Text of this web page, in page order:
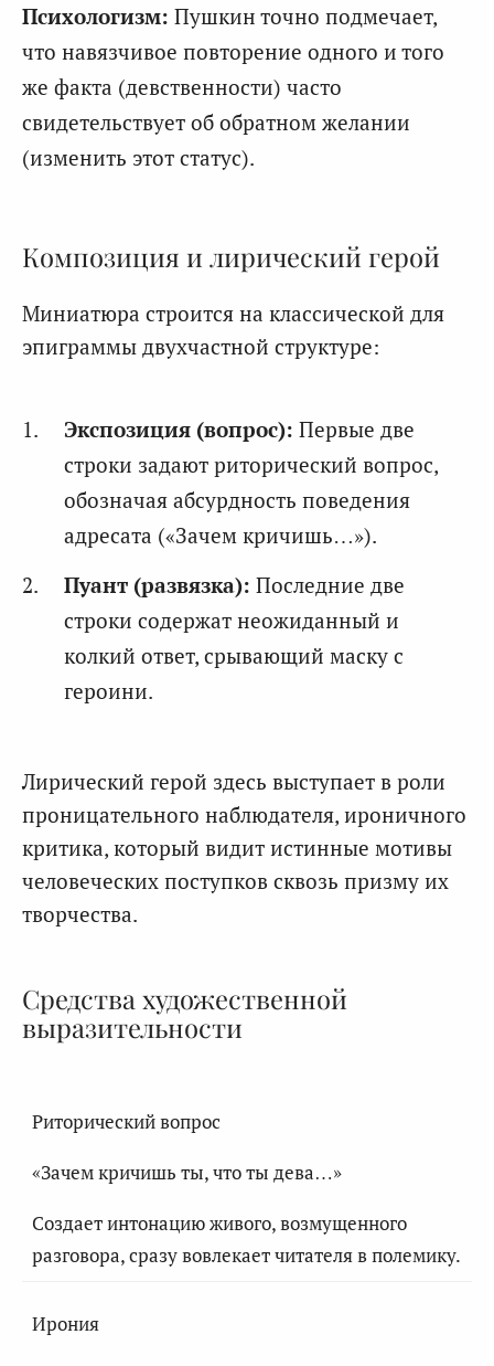
Психологизм: Пушкин точно подмечает,
что навязчивое повторение одного и того
же факта (девственности) часто
свидетельствует об обратном желании
(изменить этот статус).
Композиция и лирический герой
Миниатюра строится на классической для
эпиграммы двухчастной структуре:
Экспозиция (вопрос): Первые две
строки задают риторический вопрос,
обозначая абсурдность поведения
адресата («Зачем кричишь…»).
Пуант (развязка): Последние две
строки содержат неожиданный и
колкий ответ, срывающий маску с
героини.
Лирический герой здесь выступает в роли
проницательного наблюдателя, ироничного
критика, который видит истинные мотивы
человеческих поступков сквозь призму их
творчества.
Средства художественной
выразительности
Риторический вопрос
«Зачем кричишь ты, что ты дева…»
Создает интонацию живого, возмущенного
разговора, сразу вовлекает читателя в полемику.
Ирония